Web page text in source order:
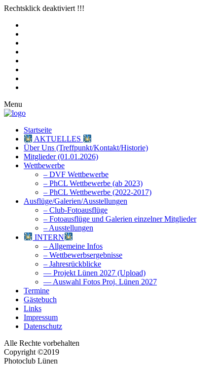
Rechtsklick deaktiviert !!!
Menu
Startseite
AKTUELLES
Über Uns (Treffpunkt/Kontakt/Historie)
Mitglieder (01.01.2026)
Wettbewerbe
– DVF Wettbewerbe
– PhCL Wettbewerbe (ab 2023)
– PhCL Wettbewerbe (2022-2017)
Ausflüge/Galerien/Ausstellungen
– Club-Fotoausflüge
– Fotoausflüge und Galerien einzelner Mitglieder
– Ausstellungen
INTERN
– Allgemeine Infos
– Wettbewerbsergebnisse
– Jahresrückblicke
— Projekt Lünen 2027 (Upload)
— Auswahl Fotos Proj. Lünen 2027
Termine
Gästebuch
Links
Impressum
Datenschutz
Alle Rechte vorbehalten
Copyright ©2019
Photoclub Lünen